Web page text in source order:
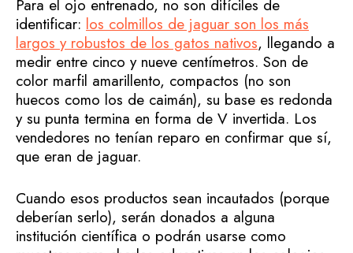
Para el ojo entrenado, no son difíciles de
identificar: los colmillos de jaguar son los más
largos y robustos de los gatos nativos, llegando a
medir entre cinco y nueve centímetros. Son de
color marfil amarillento, compactos (no son
huecos como los de caimán), su base es redonda
y su punta termina en forma de V invertida. Los
vendedores no tenían reparo en confirmar que sí,
que eran de jaguar.
Cuando esos productos sean incautados (porque
deberían serlo), serán donados a alguna
institución científica o podrán usarse como